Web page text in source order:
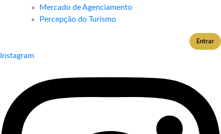
Mercado de Agenciamento
Percepção do Turismo
Entrar
Instagram